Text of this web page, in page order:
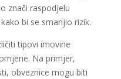
znači raspodjelu
bi se smanjio rizik.
tipovi imovine
Na primjer,
obveznice mogu biti